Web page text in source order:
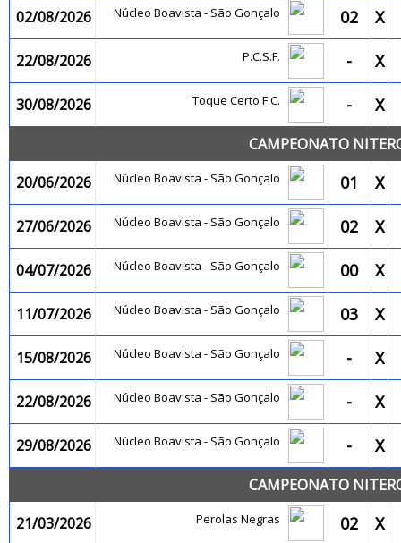
02/08/2026 Núcleo Boavista - São Gonçalo 02 X
22/08/2026 P.C.S.F. - X
30/08/2026 Toque Certo F.C. - X
CAMPEONATO
20/06/2026
Núcleo Boavista - São Gonçalo 01 X
27/06/2026 Núcleo Boavista - São Gonçalo 02 X
04/07/2026 Núcleo Boavista - São Gonçalo 00 X
11/07/2026 Núcleo Boavista - São Gonçalo 03 X
15/08/2026 Núcleo Boavista - São Gonçalo - X
22/08/2026 Núcleo Boavista - São Gonçalo - X
29/08/2026 Núcleo Boavista - São Gonçalo - X
CAMPEONATO
21/03/2026
Perolas Negras 02 X